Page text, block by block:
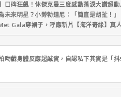
口碑狂飆！休傑克曼三度感動落淚大讚超動
未來明星？小勞勃道尼：「簡直是胡扯！」
Gala穿裙子，呼應新片【海洋奇緣】真
吻戲身體反應超誠實，自認私下其實是「抖